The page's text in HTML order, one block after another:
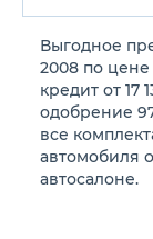
Расход в
6.0/100км
Объем
44 л
Выгодное
2008 по
кредит от 17
одобрение
все
автомобиля
автосалоне.